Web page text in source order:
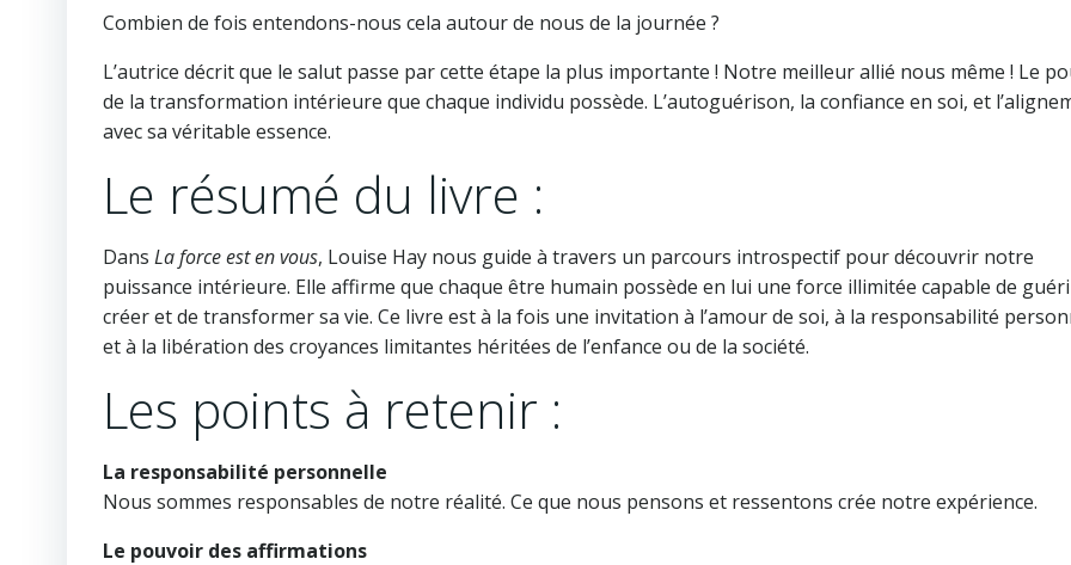
Combien de fois entendons-nous cela autour de nous de la journée ?
L’autrice décrit que le salut passe par cette étape la plus importante ! Notre meilleur allié nous même ! Le
de la transformation intérieure que chaque individu possède. L’autoguérison, la confiance en soi, et
avec sa véritable essence.
Le résumé du livre :
Dans La force est en vous, Louise Hay nous guide à travers un parcours introspectif pour découvrir notre
puissance intérieure. Elle affirme que chaque être humain possède en lui une force illimitée capable de
créer et de transformer sa vie. Ce livre est à la fois une invitation à l’amour de soi, à la responsabilité
et à la libération des croyances limitantes héritées de l’enfance ou de la société.
Les points à retenir :
La responsabilité personnelle
Nous sommes responsables de notre réalité. Ce que nous pensons et ressentons crée notre expérience.
Le pouvoir des affirmations